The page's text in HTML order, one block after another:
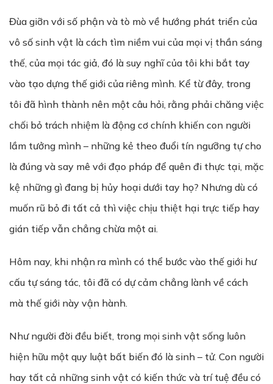
Đùa giỡn với số phận và tò mò về hướng phát triển của
vô số sinh vật là cách tìm niềm vui của mọi vị thần sáng
thế, của mọi tác giả, đó là suy nghĩ của tôi khi bắt tay
vào tạo dựng thế giới của riêng mình. Kể từ đây, trong
tôi đã hình thành nên một câu hỏi, rằng phải chăng việc
chối bỏ trách nhiệm là động cơ chính khiến con người
lầm tưởng mình – những kẻ theo đuổi tín ngưỡng tự cho
là đúng và say mê với đạo pháp để quên đi thực tại, mặc
kệ những gì đang bị hủy hoại dưới tay họ? Nhưng dù có
muốn rũ bỏ đi tất cả thì việc chịu thiệt hại trực tiếp hay
gián tiếp vẫn chẳng chừa một ai.
Hôm nay, khi nhận ra mình có thể bước vào thế giới hư
cấu tự sáng tác, tôi đã có dự cảm chẳng lành về cách
mà thế giới này vận hành.
Như người đời đều biết, trong mọi sinh vật sống luôn
hiện hữu một quy luật bất biến đó là sinh – tử. Con người
hay tất cả những sinh vật có kiến thức và trí tuệ đều có